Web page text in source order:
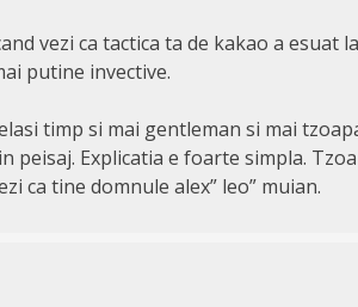
vezi ca tactica ta de kakao a esuat
putine invective.
timp si mai gentleman si mai
peisaj. Explicatia e foarte simpla.
ca tine domnule alex” leo” muian.